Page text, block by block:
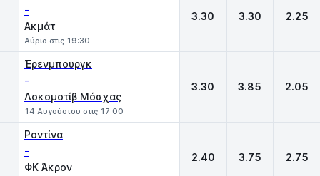
-
Ακμάτ
Αύριο στις 19:30
3.30 3.30 2.25
Έρενμπουργκ
-
Λοκομοτίβ Μόσχας
14 Αυγούστου στις 17:00
3.30 3.85 2.05
Ροντίνα
-
ΦΚ Άκρον
2.40 3.75 2.75